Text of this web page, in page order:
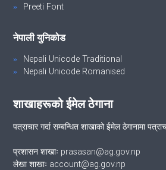
Preeti Font
नेपाली युनिकोड
Nepali Unicode Traditional
Nepali Unicode Romanised
शाखाहरूको ईमेल ठेगाना
पत्राचार गर्दा सम्बन्धित शाखाको ईमेल ठेगानामा
प्रशासन शाखाः prasasan@ag.gov.np
लेखा शाखाः account@ag.gov.np